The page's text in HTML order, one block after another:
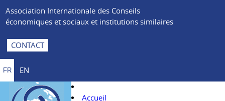
Association Internationale des Conseils
économiques et sociaux et institutions similaires
CONTACT
FR EN
Accueil